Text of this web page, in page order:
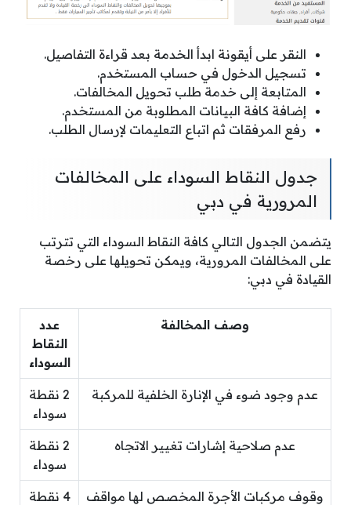
النقر على أيقونة ابدأ الخدمة بعد قراءة التفاصيل.
تسجيل الدخول في حساب المستخدم.
المتابعة إلى خدمة طلب تحويل المخالفات.
إضافة كافة البيانات المطلوبة من المستخدم.
رفع المرفقات ثم اتباع التعليمات لإرسال الطلب.
جدول النقاط السوداء على المخالفات
المرورية في دبي
يتضمن الجدول التالي كافة النقاط السوداء التي تترتب
على المخالفات المرورية، ويمكن تحويلها على رخصة
القيادة في دبي:
وصف المخالفة
عدد
النقاط
السوداء
عدم وجود ضوء في الإنارة الخلفية للمركبة
2 نقطة
سوداء
عدم صلاحية إشارات تغيير الاتجاه
2 نقطة
سوداء
وقوف مركبات الأجرة المخصص لها مواقف
4 نقطة